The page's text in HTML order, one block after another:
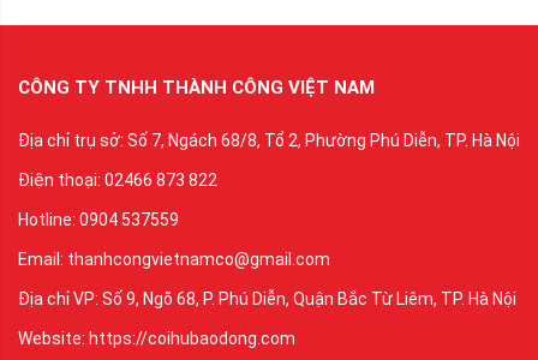
CÔNG TY TNHH THÀNH CÔNG VIỆT NAM
Địa chỉ trụ sở: Số 7, Ngách 68/8, Tổ 2, Phường Phú Diễn, TP. Hà Nội
Điện thoại: 02466 873 822
Hotline: 0904 537559
Email: thanhcongvietnamco@gmail.com
Địa chỉ VP: Số 9, Ngõ 68, P. Phú Diễn, Quận Bắc Từ Liêm, TP. Hà Nội
Website: https://coihubaodong.com